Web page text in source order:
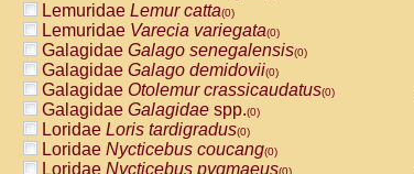
AtelidaeAlouatta seniculus
AtelidaeAlouattaspp.(0)
AtelidaeAteles belzebuth(0)
AtelidaeAteles geoffroyi(0)
AtelidaeAteles paniscus(0)
AtelidaeAtelesspp.(0)
Atelidae Lagothrix lagothricha
AtelidaeLagothrix lagothricha cana
PitheciidaeCacajao calvus rubicundus
Lemuridae Lemur catta(0)
Lemuridae Varecia variegata(0)
Galagidae Galago senegalensis(0)
Galagidae Galago demidovii(0)
Galagidae Otolemur crassicaudatus(0)
Galagidae Galagidae spp.(0)
Loridae Loris tardigradus(0)
Loridae Nycticebus coucang(0)
Loridae Nycticebus pygmaeus(0)